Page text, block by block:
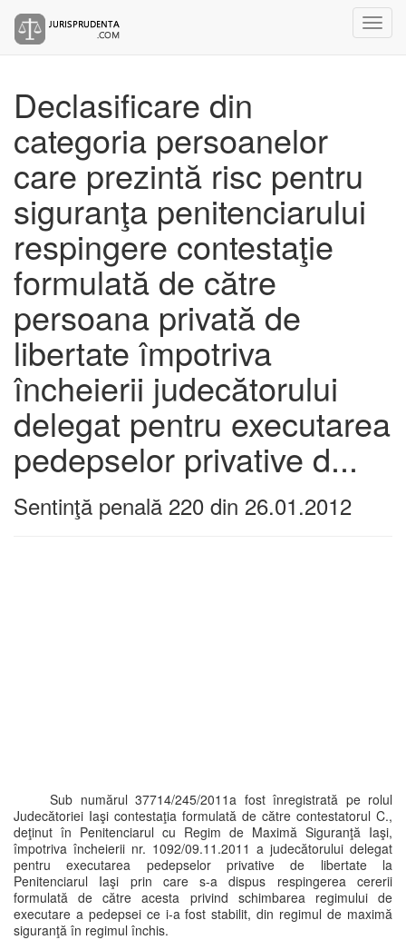
Declasificare din
categoria persoanelor
care prezintă risc pentru
siguranţa penitenciarului
respingere contestaţie
formulată de către
persoana privată de
libertate împotriva
încheierii judecătorului
delegat pentru executarea
pedepselor privative d...
Sentinţă penală 220 din 26.01.2012
Sub numărul 37714/245/2011a fost înregistrată pe rolul
Judecătoriei Iaşi contestaţia formulată de către contestatorul C.,
deţinut în Penitenciarul cu Regim de Maximă Siguranţă Iaşi,
împotriva încheierii nr. 1092/09.11.2011 a judecătorului delegat
pentru executarea pedepselor privative de libertate la
Penitenciarul Iaşi prin care s-a dispus respingerea cererii
formulată de către acesta privind schimbarea regimului de
executare a pedepsei ce i-a fost stabilit, din regimul de maximă
siguranţă în regimul închis.